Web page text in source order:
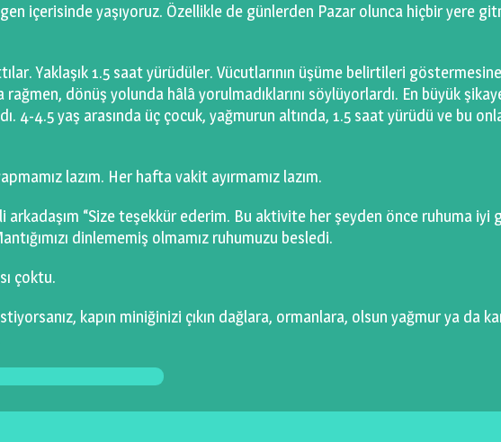
içerisinde yaşıyoruz. Özellikle de günlerden Pazar olunca hiçbir yere
Yaklaşık 1.5 saat yürüdüler. Vücutlarının üşüme belirtileri
dönüş yolunda hâlâ yorulmadıklarını söylüyorlardı. En büyük
4-4.5 yaş arasında üç çocuk, yağmurun altında, 1.5 saat yürüdü ve bu
lazım. Her hafta vakit ayırmamız lazım.
“Size teşekkür ederim. Bu aktivite her şeyden önce ruhuma iyi
dinlememiş olmamız ruhumuzu besledi.
çoktu.
kapın miniğinizi çıkın dağlara, ormanlara, olsun yağmur ya da